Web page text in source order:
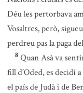
Déu les pertorbava
Vosaltres, però,
perdreu pas la paga
8 Quan Asà va
fill d’Oded, es decidí
el país de Judà i de